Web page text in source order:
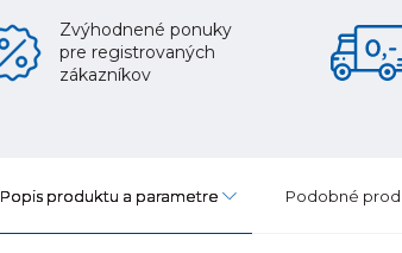
Zvýhodnené ponuky
pre registrovaných
zákazníkov
Popis produktu a parametre Podobné